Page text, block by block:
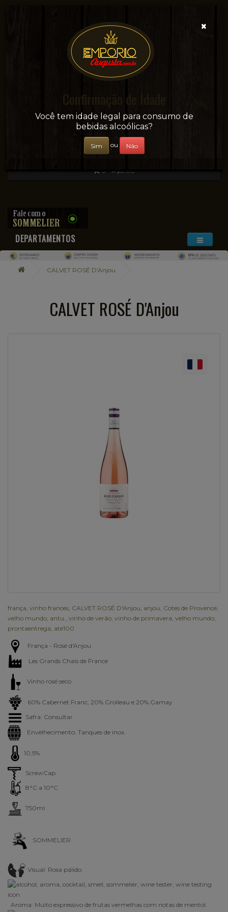
Sua conveniência e adega on-line!
0 - R$0,00
DEPARTAMENTOS
CALVET ROSÉ D'Anjou
CALVET ROSÉ D'Anjou
frança vinho frances CALVET ROSÉ D'Anjou anjou Cotes de Provence
velho mundo antu. vinho de verão vinho de primavera velho mundo
prontaentrega ate100
França - Rosé d'Anjou
Les Grands Chais de France
Vinho rosé seco
60% Cabernet Franc, 20% Grolleau e 20% Gamay
Safra: Consultar
Envelhecimento: Tanques de inox.
10,5%
ScrewCap
8°C a 10°C
750ml
SOMMELIER
Visual: Rosa pálido.
Aroma: Muito expressivo de frutas vermelhas com notas de mentol
×
Confirmação de Idade
Você tem idade legal para consumo de
bebidas alcoólicas?
Sim ou Não